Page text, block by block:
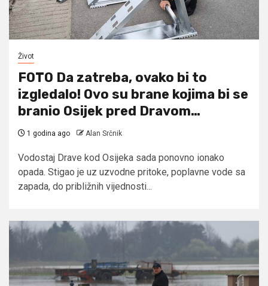
Život
FOTO Da zatreba, ovako bi to
izgledalo! Ovo su brane kojima bi se
branio Osijek pred Dravom…
1 godina ago Alan Srčnik
Vodostaj Drave kod Osijeka sada ponovno ionako
opada. Stigao je uz uzvodne pritoke, poplavne vode sa
zapada, do približnih vijednosti...